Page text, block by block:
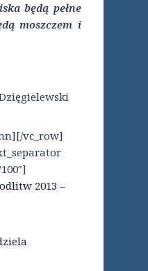
będą pełne
moszczem i
vc_row]
2013 –